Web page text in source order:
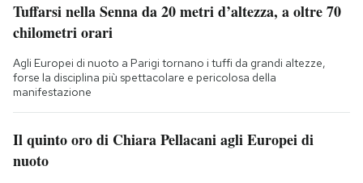
Tuffarsi nella Senna da 20 metri d’altezza, a oltre 70
chilometri orari
Agli Europei di nuoto a Parigi tornano i tuffi da grandi altezze,
forse la disciplina più spettacolare e pericolosa della
manifestazione
Il quinto oro di Chiara Pellacani agli Europei di
nuoto